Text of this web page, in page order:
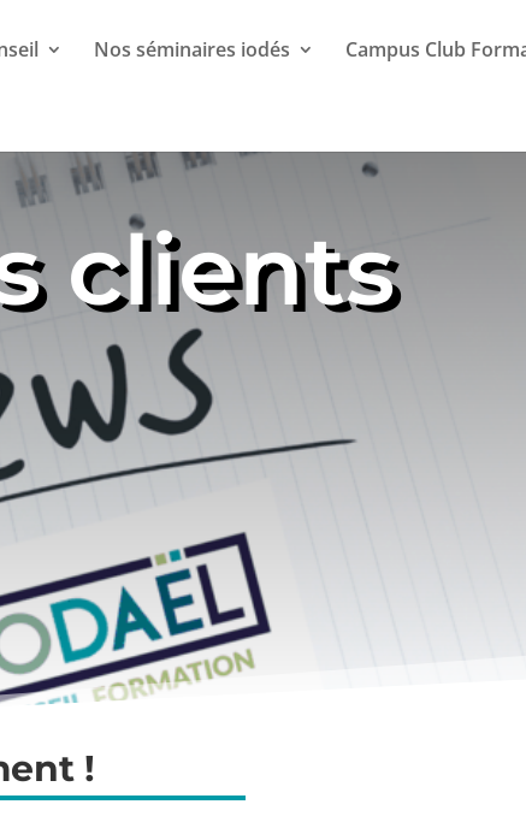
Nos séminaires iodés Campus Club
clients
!